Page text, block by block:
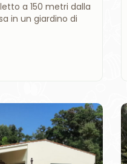
a 150 metri dalla
in un giardino di